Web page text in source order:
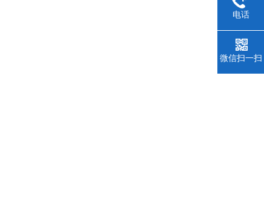
电话
微信扫一扫